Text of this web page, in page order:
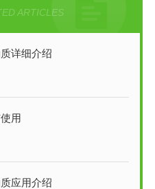
ARTICLES
详细介绍
用
应用介绍